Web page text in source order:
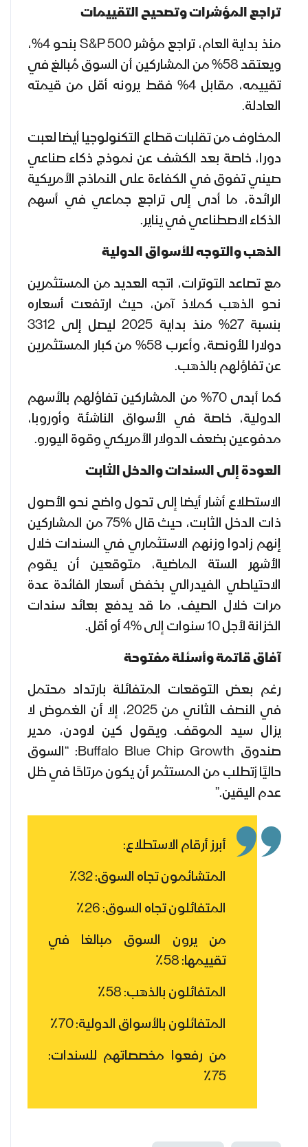
تراجع المؤشرات وتصحيح التقييمات
منذ بداية العام، تراجع مؤشر S&P 500 بنحو 4%،
ويعتقد 58% من المشاركين أن السوق مُبالغ في
تقييمه، مقابل 4% فقط يرونه أقل من قيمته
العادلة.
المخاوف من تقلبات قطاع التكنولوجيا أيضا لعبت
دورا، خاصة بعد الكشف عن نموذج ذكاء صناعي
صيني تفوق في الكفاءة على النماذج الأمريكية
الرائدة، ما أدى إلى تراجع جماعي في أسهم
الذكاء الاصطناعي في يناير.
الذهب والتوجه للأسواق الدولية
مع تصاعد التوترات، اتجه العديد من المستثمرين
نحو الذهب كملاذ آمن، حيث ارتفعت أسعاره
بنسبة 27% منذ بداية 2025 ليصل إلى 3312
دولارا للأونصة، وأعرب 58% من كبار المستثمرين
عن تفاؤلهم بالذهب.
كما أبدى 70% من المشاركين تفاؤلهم بالأسهم
الدولية، خاصة في الأسواق الناشئة وأوروبا،
مدفوعين بضعف الدولار الأمريكي وقوة اليورو.
العودة إلى السندات والدخل الثابت
الاستطلاع أشار أيضا إلى تحول واضح نحو الأصول
ذات الدخل الثابت، حيث قال %75 من المشاركين
إنهم زادوا وزنهم الاستثماري في السندات خلال
الأشهر الستة الماضية، متوقعين أن يقوم
الاحتياطي الفيدرالي بخفض أسعار الفائدة عدة
مرات خلال الصيف، ما قد يدفع بعائد سندات
الخزانة لأجل 10 سنوات إلى %4 أو أقل.
آفاق قاتمة وأسئلة مفتوحة
رغم بعض التوقعات المتفائلة بارتداد محتمل
في النصف الثاني من 2025، إلا أن الغموض لا
يزال سيد الموقف. ويقول كين لاودن، مدير
صندوق Buffalo Blue Chip Growth: “السوق
حاليًا jتطلب من المستثمر أن يكون مرتاحًا في ظل
عدم اليقين.”
أبرز أرقام الاستطلاع:
المتشائمون تجاه السوق: 32٪
المتفائلون تجاه السوق: 26٪
من يرون السوق مبالغا في
تقييمها: 58٪
المتفائلون بالذهب: 58٪
المتفائلون بالأسواق الدولية: 70٪
من رفعوا مخصصاتهم للسندات:
75٪